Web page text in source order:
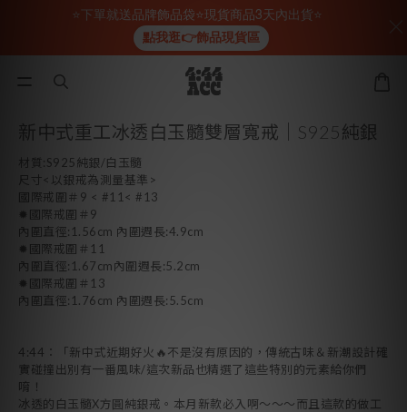
新中式重工冰透白玉髓雙層寬戒｜S925純銀
材質:S925純銀/白玉髓
尺寸<以銀戒為測量基準>
國際戒圍＃9 < #11< #13
✹國際戒圍＃9
內圍直徑:1.56cm 內圍週長:4.9cm
✹國際戒圍＃11
內圍直徑:1.67cm內圍週長:5.2cm
✹國際戒圍＃13
內圍直徑:1.76cm 內圍週長:5.5cm
4:44：「新中式近期好火🔥不是沒有原因的，傳統古味＆新潮設計確
實碰撞出別有一番風味/這次新品也精選了這些特別的元素給你們
唷！
冰透的白玉髓X方圓純銀戒。本月新款必入啊～～～而且這款的做工
⭐下單就送品牌飾品袋⭐現貨商品3天內出貨⭐
點我逛👉飾品現貨區